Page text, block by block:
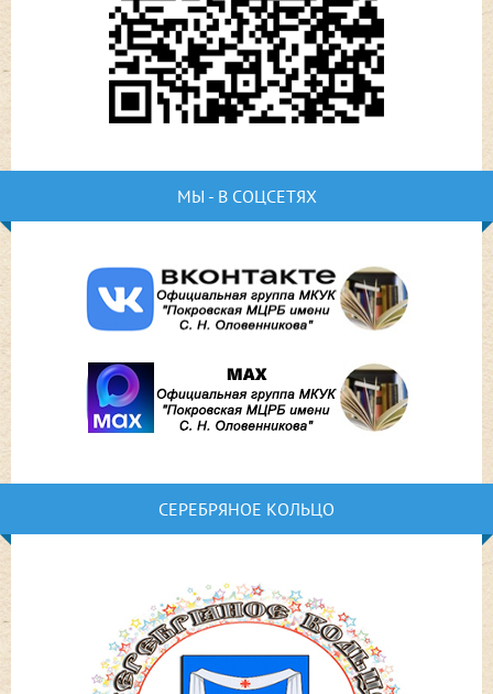
МЫ - В СОЦСЕТЯХ
СЕРЕБРЯНОЕ КОЛЬЦО